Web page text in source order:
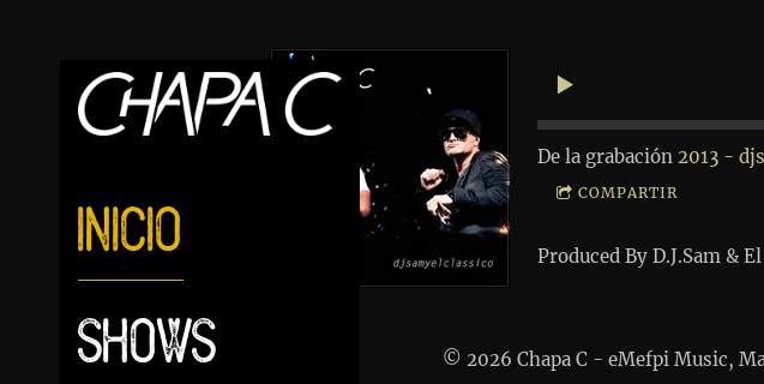
INICIO
SHOWS
De la grabación 2013 -
COMPARTIR
Produced By D.J.Sam &
© 2026 Chapa C - eMefpi Music,